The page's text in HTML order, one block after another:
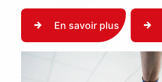
En savoir plus